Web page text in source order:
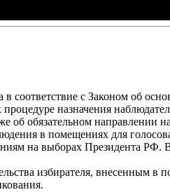
соответствие с Законом об
назначения
об обязательном направлении
в помещениях для
на выборах Президента РФ.
избирателя, внесенным в